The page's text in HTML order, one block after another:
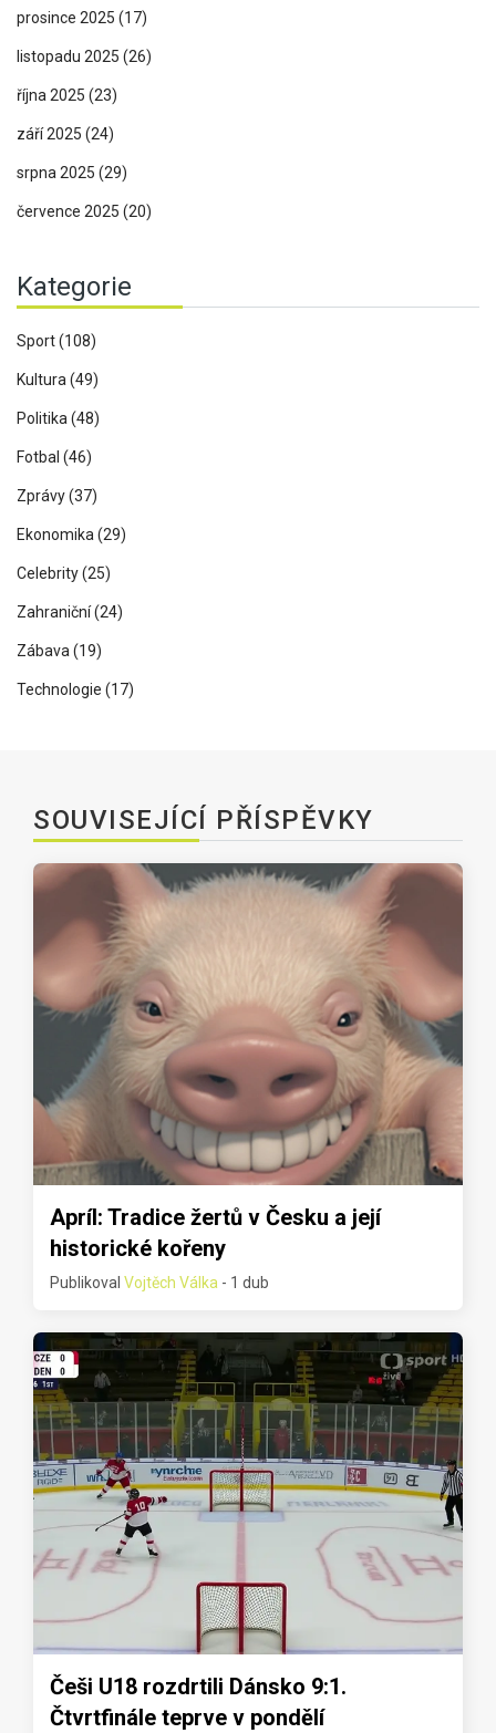
prosince 2025 (17)
listopadu 2025 (26)
října 2025 (23)
září 2025 (24)
srpna 2025 (29)
července 2025 (20)
Kategorie
Sport(108)
Kultura (49)
Politika (48)
Fotbal (46)
Zprávy(37)
Ekonomika (29)
Celebrity(25)
Zahraniční(24)
Zábava (19)
Technologie (17)
SOUVISEJÍCÍ PŘÍSPĚVKY
Apríl: Tradice žertů v Česku a její
historické kořeny
Publikoval Vojtěch Válka - 1 dub
Češi U18 rozdrtili Dánsko 9:1.
Čtvrtfinále teprve v pondělí